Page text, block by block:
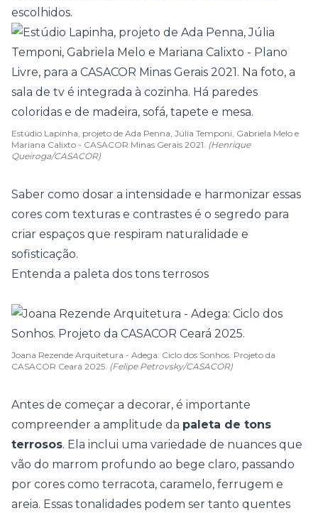
escolhidos.
Estúdio Lapinha, projeto de Ada Penna, Júlia Temponi, Gabriela Melo e
Mariana Calixto - CASACOR Minas Gerais 2021. (Henrique
Queiroga/CASACOR)
Saber como dosar a intensidade e harmonizar essas
cores com texturas e contrastes é o segredo para
criar espaços que respiram naturalidade e
sofisticação.
Entenda a paleta dos tons terrosos
Joana Rezende Arquitetura - Adega: Ciclo dos Sonhos. Projeto da
CASACOR Ceará 2025. (Felipe Petrovsky/CASACOR)
Antes de começar a decorar, é importante
compreender a amplitude da paleta de tons
terrosos. Ela inclui uma variedade de nuances que
vão do marrom profundo ao bege claro, passando
por cores como terracota, caramelo, ferrugem e
areia. Essas tonalidades podem ser tanto quentes